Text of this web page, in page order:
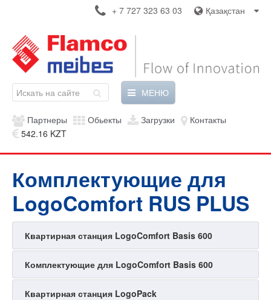
Қазақстан
+ 7 727 323 63 03
МЕНЮ
Партнеры Обьекты Загрузки
Контакты
542.16 KZT
Комплектующие для
LogoComfort RUS PLUS
Квартирная станция LogoComfort Basis 600
Комплектующие для LogoComfort Basis 600
Квартирная станция LogoPack